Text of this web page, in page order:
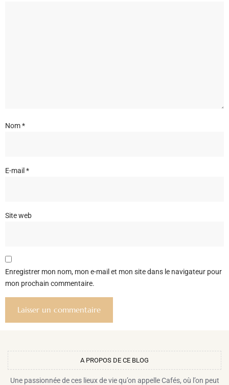
Nom*
E-mail *
Site web
Enregistrer mon nom, mon e-mail et mon site dans le navigateur pour
mon prochain commentaire.
A PROPOS DE CE BLOG​
Une passionnée de ces lieux de vie qu’on appelle Cafés, où l’on peut